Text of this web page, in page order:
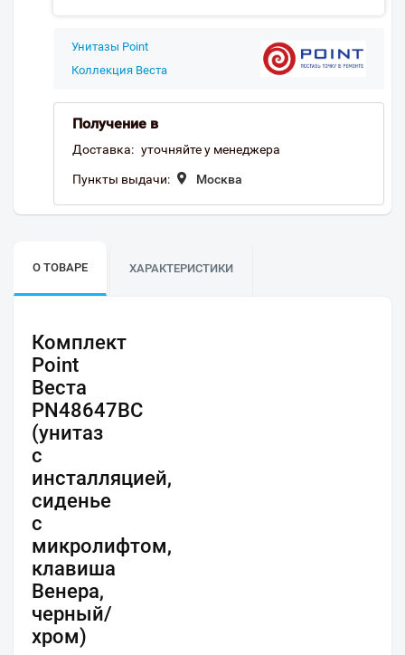
Унитазы Point
Коллекция Веста
Получение в
Доставка: уточняйте у менеджера
Пункты выдачи: Москва
О ТОВАРЕ ХАРАКТЕРИСТИКИ
Комплект
Point
Веста
PN48647BC
(унитаз
с
инсталляцией,
сиденье
с
микролифтом,
клавиша
Венера,
черный/
хром)